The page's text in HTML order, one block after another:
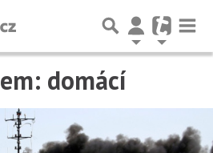
domácí
20 Další